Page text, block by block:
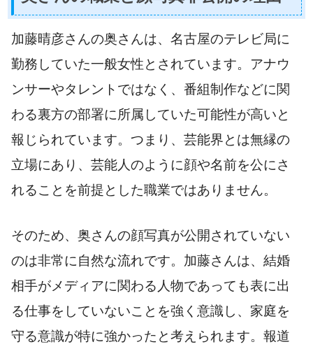
加藤晴彦さんの奥さんは、名古屋のテレビ局に
勤務していた一般女性とされています。アナウ
ンサーやタレントではなく、番組制作などに関
わる裏方の部署に所属していた可能性が高いと
報じられています。つまり、芸能界とは無縁の
立場にあり、芸能人のように顔や名前を公にさ
れることを前提とした職業ではありません。
そのため、奥さんの顔写真が公開されていない
のは非常に自然な流れです。加藤さんは、結婚
相手がメディアに関わる人物であっても表に出
る仕事をしていないことを強く意識し、家庭を
守る意識が特に強かったと考えられます。報道